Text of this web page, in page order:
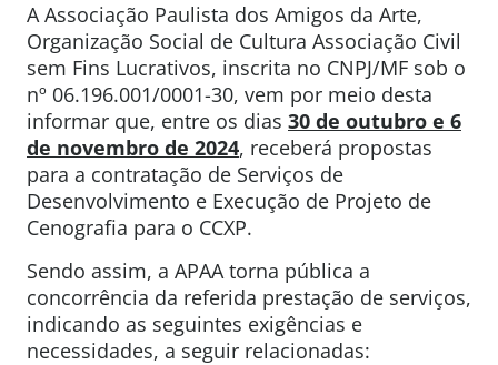
A Associação Paulista dos Amigos da Arte,
Organização Social de Cultura Associação Civil
sem Fins Lucrativos, inscrita no CNPJ/MF sob o
nº 06.196.001/0001-30, vem por meio desta
informar que, entre os dias 30 de outubro e 6
de novembro de 2024, receberá propostas
para a contratação de Serviços de
Desenvolvimento e Execução de Projeto de
Cenografia para o CCXP.
Sendo assim, a APAA torna pública a
concorrência da referida prestação de serviços,
indicando as seguintes exigências e
necessidades, a seguir relacionadas: